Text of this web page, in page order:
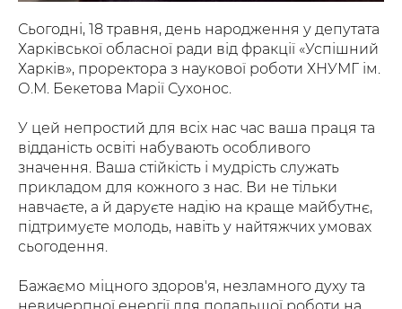
Сьогодні, 18 травня, день народження у депутата
Харківської обласної ради від фракції «Успішний
Харків», проректора з наукової роботи ХНУМГ ім.
О.М. Бекетова Марії Сухонос.
У цей непростий для всіх нас час ваша праця та
відданість освіті набувають особливого
значення. Ваша стійкість і мудрість служать
прикладом для кожного з нас. Ви не тільки
навчаєте, а й даруєте надію на краще майбутнє,
підтримуєте молодь, навіть у найтяжчих умовах
сьогодення.
Бажаємо міцного здоров'я, незламного духу та